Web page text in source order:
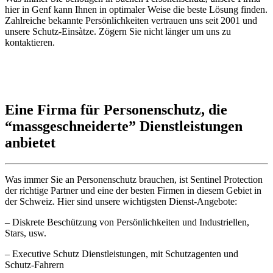
hier in Genf kann Ihnen in optimaler Weise die beste Lösung finden.
Zahlreiche bekannte Persönlichkeiten vertrauen uns seit 2001 und
unsere Schutz-Einsàtze. Zögern Sie nicht länger um uns zu
kontaktieren.
Eine Firma für Personenschutz, die
“massgeschneiderte” Dienstleistungen
anbietet
Was immer Sie an Personenschutz brauchen, ist Sentinel Protection
der richtige Partner und eine der besten Firmen in diesem Gebiet in
der Schweiz. Hier sind unsere wichtigsten Dienst-Angebote:
– Diskrete Beschützung von Persönlichkeiten und Industriellen,
Stars, usw.
– Executive Schutz Dienstleistungen, mit Schutzagenten und
Schutz-Fahrern